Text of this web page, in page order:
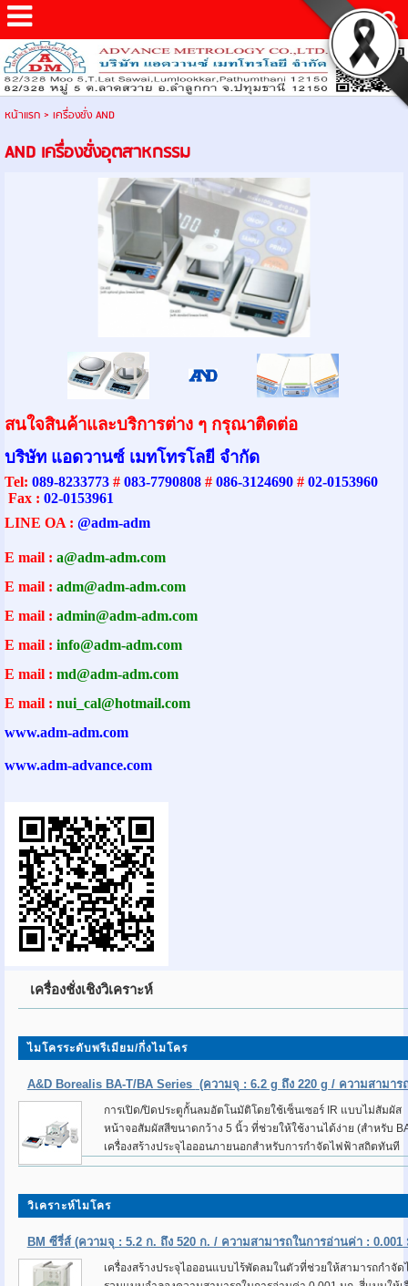
หน้าแรก> เครื่องชั่ง AND
AND เครื่องชั่งอุตสาหกรรม
สนใจสินค้าและบริการต่าง ๆ กรุณาติดต่อ
บริษัท แอดวานซ์ เมทโทรโลยี จำกัด
Tel: 089-8233773# 083-7790808# 086-3124690# 02-0153960
Fax : 02-0153961
LINE OA : @adm-adm
E mail : a@adm-adm.com
E mail : adm@adm-adm.com
E mail : admin@adm-adm.com
E mail : info@adm-adm.com
E mail : md@adm-adm.com
E mail : nui_cal@hotmail.com
www.adm-adm.com
www.adm-advance.com
เครื่องชั่งเชิงวิเคราะห์
ไมโครระดับพรีเมียม/กึ่งไมโคร
A&D Borealis BA-T/BA Series (ความจุ : 6.2 g ถึง 220 g / ความสามา
การเปิด/ปิดประตูกั้นลมอัตโนมัติโดยใช้เซ็นเซอร์ IR แบบไม่สัมผัส
หน้าจอสัมผัสสีขนาดกว้าง 5 นิ้ว ที่ช่วยให้ใช้งานได้ง่าย (สำหรับ
เครื่องสร้างประจุไอออนภายนอกสำหรับการกำจัดไฟฟ้าสถิตทันที
วิเคราะห์ไมโคร
BM ซีรี่ส์(ความจุ : 5.2 ก. ถึง 520 ก. / ความสามารถในการอ่านค่า : 0.001
เครื่องสร้างประจุไอออนแบบไร้พัดลมในตัวที่ช่วยให้สามารถกำ